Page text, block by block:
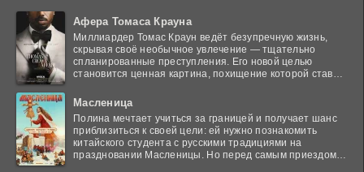
Афера Томаса Крауна
Миллиардер Томас Краун ведёт безупречную жизнь,
скрывая своё необычное увлечение — тщательно
спланированные преступления. Его новой целью
становится ценная картина, похищение которой ставит
Масленица
Полина мечтает учиться за границей и получает шанс
приблизиться к своей цели: ей нужно познакомить
китайского студента с русскими традициями на
праздновании Масленицы. Но перед самым приездом